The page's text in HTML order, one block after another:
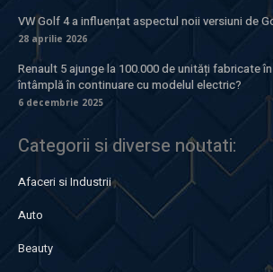
VW Golf 4 a influențat aspectul noii versiuni de
28 aprilie 2026
Renault 5 ajunge la 100.000 de unități fabricate
întâmplă în continuare cu modelul electric?
6 decembrie 2025
Categorii si diverse noutati:
Afaceri si Industrii
Auto
Beauty